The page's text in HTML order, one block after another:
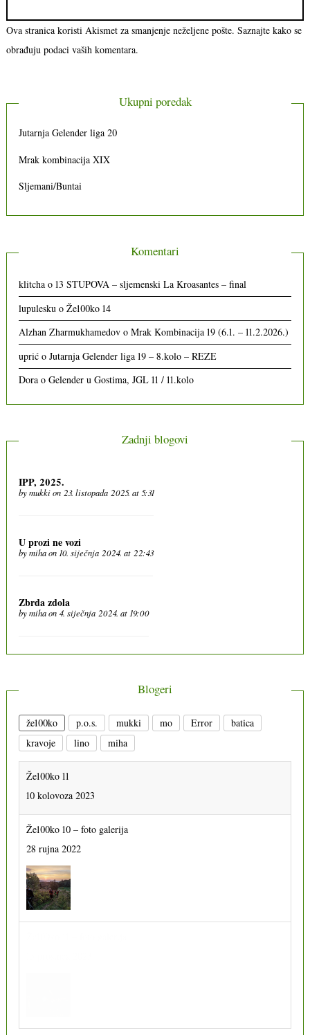
Ova stranica koristi Akismet za smanjenje neželjene pošte. Saznajte kako se
obrađuju podaci vaših komentara.
Ukupni poredak
Jutarnja Gelender liga 20
Mrak kombinacija XIX
Sljemani/Buntai
Komentari
klitcha o13 STUPOVA – sljemenski La Kroasantes – final
lupulesku oŽe100ko 14
Alzhan Zharmukhamedov oMrak Kombinacija 19 (6.1. – 11.2.2026.)
uprić oJutarnja Gelender liga 19 – 8.kolo – REZE
Dora oGelender u Gostima, JGL 11 / 11.kolo
Zadnji blogovi
IPP, 2025.
bymukkion 23. listopada 2025. at 5:31
U prozi ne vozi
bymihaon 10. siječnja 2024. at 22:43
Zbrda zdola
bymihaon 4. siječnja 2024. at 19:00
Blogeri
že100ko p.o.s. mukki mo Error
batica
kravoje
lino miha
Že100ko 11
10 kolovoza 2023
Že100ko 10 – foto galerija
28 rujna 2022